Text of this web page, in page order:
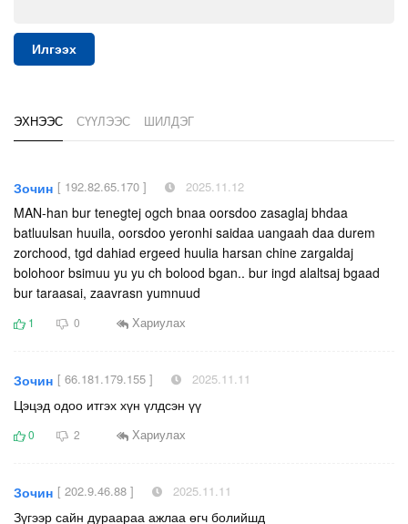
Илгээх
ЭХНЭЭС СҮҮЛЭЭС ШИЛДЭГ
Зочин [ 192.82.65.170 ] 2025.11.12
MAN-han bur tenegtej ogch bnaa oorsdoo zasaglaj bhdaa
batluulsan huuila, oorsdoo yeronhi saidaa uangaah daa durem
zorchood, tgd dahiad ergeed huulia harsan chine zargaldaj
bolohoor bsimuu yu yu ch bolood bgan.. bur ingd alaltsaj bgaad
bur taraasai, zaavrasn yumnuud
1 0 Хариулах
Зочин [ 66.181.179.155 ] 2025.11.11
Цэцэд одоо итгэх хүн үлдсэн үү
0 2 Хариулах
Зочин [ 202.9.46.88 ] 2025.11.11
Зүгээр сайн дураараа ажлаа өгч болийшд